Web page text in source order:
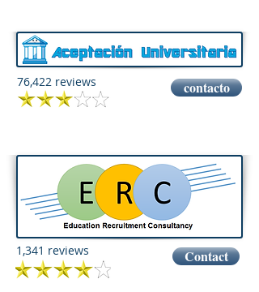
76,422 reviews contacto
1,341 reviews Contact